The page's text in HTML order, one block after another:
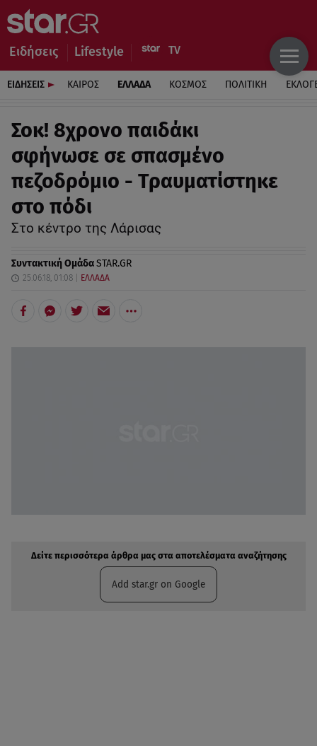
Ειδήσεις Lifestyle
ΕΙΔΗΣΕΙΣ ΚΑΙΡΟΣ ΕΛΛΑΔΑ ΚΟΣΜΟΣ ΠΟΛΙΤΙΚΗ
Σοκ! 8χρονο παιδάκι
σφήνωσε σε σπασμένο
πεζοδρόμιο - Τραυματίστηκε
στο πόδι
Στο κέντρο της Λάρισας
Συντακτική ΟμάδαSTAR.GR
25.06.18, 01:08 ΕΛΛΑΔΑ
Δείτε περισσότερα άρθρα μας στα αποτελέσματα αναζήτησης
Add star.gr on Google